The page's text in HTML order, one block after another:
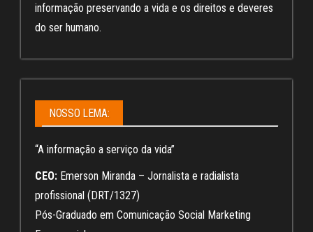
informação preservando a vida e os direitos e deveres
do ser humano.
NOSSO LEMA:
“A informação a serviço da vida”
CEO: Emerson Miranda – Jornalista e radialista
profissional (DRT/1327)
Pós-Graduado em Comunicação Social Marketing